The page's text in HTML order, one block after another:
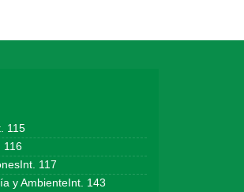
115
116
117
y AmbienteInt. 143